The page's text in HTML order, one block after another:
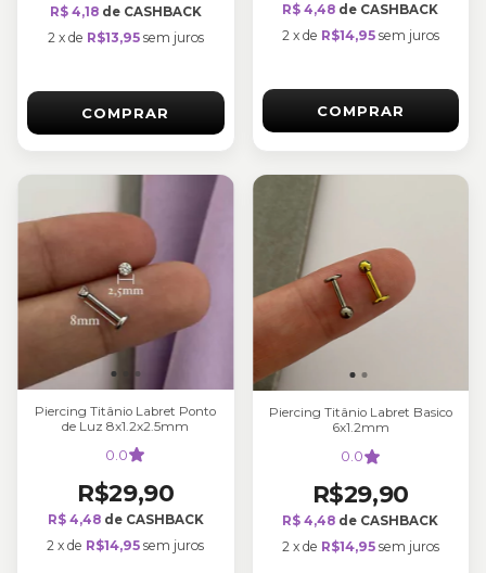
R$ 4,18de CASHBACK
2 x de R$13,95 sem juros
COMPRAR
R$ 4,48 de CASHBACK
2 x de R$14,95 sem juros
COMPRAR
Piercing Titânio Labret Ponto
de Luz 8x1.2x2.5mm
0.0
R$29,90
R$ 4,48de CASHBACK
2 xde R$14,95 sem juros
Piercing Titânio Labret Basico
6x1.2mm
0.0
R$29,90
R$ 4,48 de CASHBACK
2 x de R$14,95 sem juros